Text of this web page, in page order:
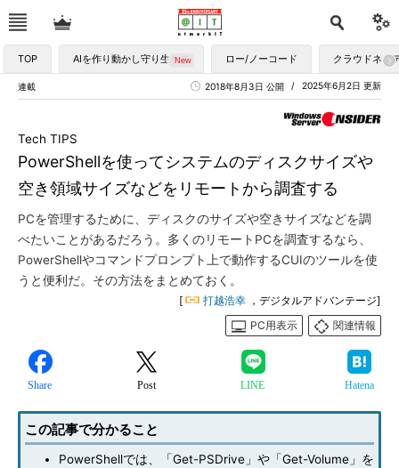
TOP AIを作り動かし守り生かす ロー/ノーコード クラウドネイ
連載 2025年6月2日 更新
2018年8月3日 公開
PowerShellを使ってシステムのディスクサイズや
空き領域サイズなどをリモートから調査する
Tech TIPS
PCを管理するために、ディスクのサイズや空きサイズなどを調
べたいことがあるだろう。多くのリモートPCを調査するなら、
PowerShellやコマンドプロンプト上で動作するCUIのツールを使
うと便利だ。その方法をまとめておく。
[ 打越浩幸 ，デジタルアドバンテージ]
PC用表示
関連情報
Share Post LINE Hatena
この記事で分かること
PowerShellでは、「Get-PSDrive」や「Get-Volume」を